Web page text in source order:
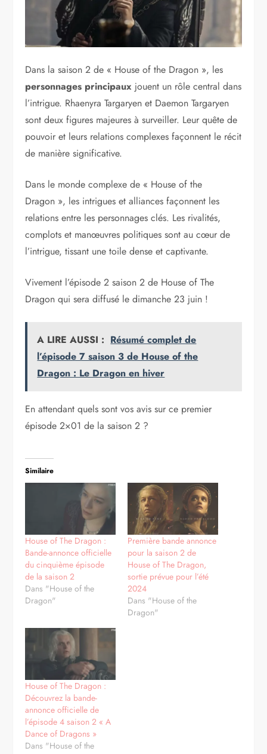
Dans la saison 2 de « House of the Dragon », les
personnages principaux jouent un rôle central dans
l’intrigue. Rhaenyra Targaryen et Daemon Targaryen
sont deux figures majeures à surveiller. Leur quête de
pouvoir et leurs relations complexes façonnent le récit
de manière significative.
Dans le monde complexe de « House of the
Dragon », les intrigues et alliances façonnent les
relations entre les personnages clés. Les rivalités,
complots et manœuvres politiques sont au cœur de
l’intrigue, tissant une toile dense et captivante.
Vivement l’épisode 2 saison 2 de House of The
Dragon qui sera diffusé le dimanche 23 juin !
A LIRE AUSSI : Résumé complet de
l’épisode 7 saison 3 de House of the
Dragon : Le Dragon en hiver
En attendant quels sont vos avis sur ce premier
épisode 2×01 de la saison 2 ?
Similaire
House of The Dragon :
Bande-annonce officielle
du cinquième épisode
de la saison 2
Dans "House of the
Dragon"
Première bande annonce
pour la saison 2 de
House of The Dragon,
sortie prévue pour l’été
2024
Dans "House of the
Dragon"
House of The Dragon :
Découvrez la bande-
annonce officielle de
l’épisode 4 saison 2 « A
Dance of Dragons »
Dans "House of the